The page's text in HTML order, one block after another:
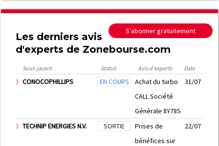
S'abonner gratuitement
Les derniers avis
d'experts de Zonebourse.com
Sous-jacent Statut Avis d'experts Date
CONOCOPHILLIPS EN COURS
Achat du turbo
CALL Société
Générale 8Y78S
31/07
TECHNIP ENERGIES N.V. SORTIE
Prises de
bénéfices sur
22/07